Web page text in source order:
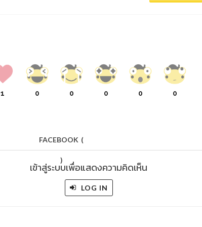
1 0 0 0 0 0
FACEBOOK (
)
เข้าสู่ระบบเพื่อแสดงความคิดเห็น
LOG IN